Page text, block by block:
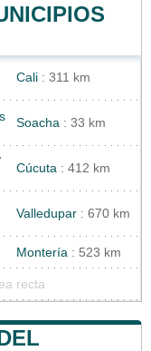
Cali : 311 km
Soacha : 33 km
Cúcuta : 412 km
Valledupar : 670 km
Montería : 523 km
recta